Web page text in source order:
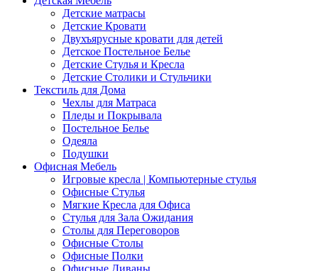
Детские матрасы
Детские Кровати
Двухъярусные кровати для детей
Детское Постельное Белье
Детские Стулья и Кресла
Детские Столики и Стульчики
Текстиль для Дома
Чехлы для Матраса
Пледы и Покрывала
Постельное Белье
Одеяла
Подушки
Офисная Мебель
Игровые кресла | Компьютерные стулья
Офисные Стулья
Мягкие Кресла для Офиса
Стулья для Зала Ожидания
Столы для Переговоров
Офисные Столы
Офисные Полки
Офисные Диваны